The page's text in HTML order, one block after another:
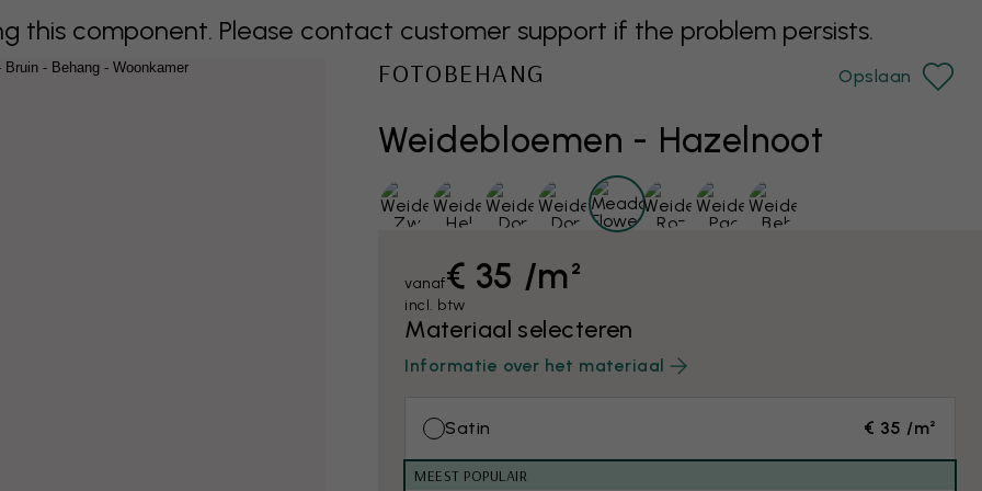
this component. Please contact customer support if the problem persists.
Weidebloemen - Hazelnoot
FOTOBEHANG Opslaan
vanaf€ 35 /m²
incl. btw
Materiaal selecteren
Informatie over het materiaal
Satin € 35 /m²
MEEST POPULAIR